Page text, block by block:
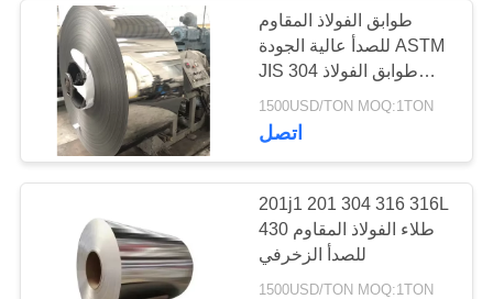
اطلب
اقتباس
لفة لفائف الالومنيوم
95
طوابق الفولاذ المقاوم
للصدأ عالية الجودة ASTM
JIS 304 طوابق الفولاذ
المقاوم للصدأ بسعر رخيص
1500USD/TON MOQ:1TON
اتصل
201j1 201 304 316 316L
430 طلاء الفولاذ المقاوم
للصدأ الزخرفي
1500USD/TON MOQ:1TON